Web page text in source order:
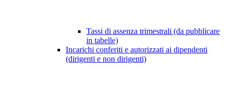
Tassi di assenza trimestrali (da pubblicare
in tabelle)
Incarichi conferiti e autorizzati ai dipendenti
(dirigenti e non dirigenti)